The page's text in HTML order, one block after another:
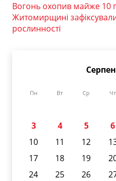
Вогонь охопив майже 10
Житомирщині
рослинності
Пн Вт Ср Чт
3
4 5 6
10
11 12
17
18 19
24
25 26